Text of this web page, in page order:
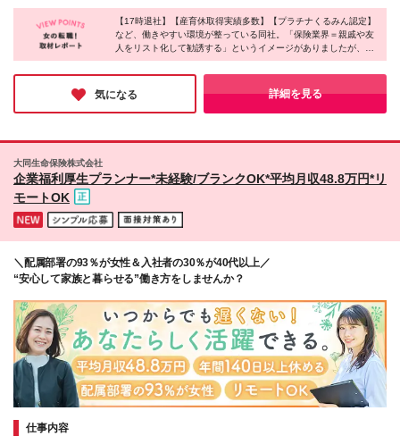
収入がほしい …平均月収は48.8万円。 賞与も年2回
別途支給しています！ ◇就業ブランクを経て復帰し
たい …3年間の育成期間を設けています。 各種研修
でいちからサポートします♪
与に反映されます。 ◆東京・神奈川・千葉・埼玉・
愛知（一部）・京都・大阪・兵庫（一部）：月給23万
円以上 ◆静岡（一部）・三重・岐阜：月給22万円以
ラ（PC・携帯の無料貸与）・教育体制が充実してい
ます。当社では、お客さまのご要望に応じて、訪問・
対面による面談や非接触型のWeb面談も実施してお
り、「ハイブリッドな営業スタイル」を推進！ ★直
行直帰OK 自宅からお客さま企業に直接訪問したり、
滞在が長くなり遅くなった際は直接帰宅も可能です。
子育てに配慮した柔軟な出退勤制度を取り入れていま
阪：奈良/京都/兵庫/和歌山/滋賀 ◆中国・四国：広島/
縄：福岡/長崎/佐賀/熊本/鹿児島/大分/宮崎/沖縄 (変更
【17時退社】【産育休取得実績多数】【プラチナくるみん認定】
など、働きやすい環境が整っている同社。「保険業界＝親戚や友
人をリスト化して勧誘する」というイメージがありましたが、実
際は知人へのアプローチは一切不要とのこと。会社全体で女性の
活躍を後押ししており、女性がイキイキと活躍されていました！
無理なく自分らしく働ける仕組みがあり、ライフステージが変わ
っても安心して働き続けられる環境に魅力を感じました◎
気になる 詳細を見る
大同生命保険株式会社
企業福利厚生プランナー*未経験/ブランクOK*平均月収48.8万円*リ
モートOK
＼配属部署の93％が女性＆入社者の30％が40代以上／
“安心して家族と暮らせる”働き方をしませんか？
仕事内容